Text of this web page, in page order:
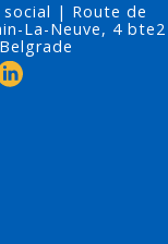
social | Route de
La-Neuve, 4 bte2